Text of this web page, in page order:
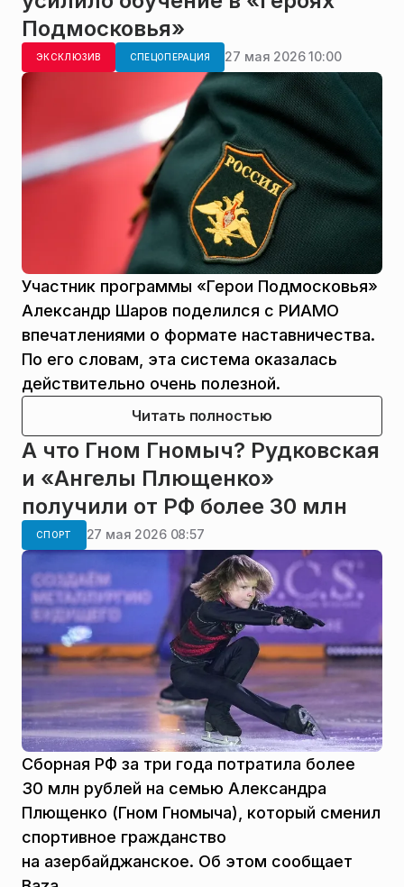
Подмосковья»
ЭКСКЛЮЗИВ СПЕЦОПЕРАЦИЯ 27 мая 2026 10:00
Участник программы «Герои Подмосковья»
Александр Шаров поделился с РИАМО
впечатлениями о формате наставничества.
По его словам, эта система оказалась
действительно очень полезной.
Читать полностью
А что Гном Гномыч? Рудковская
и «Ангелы Плющенко»
получили от РФ более 30 млн
СПОРТ 27 мая 2026 08:57
Сборная РФ за три года потратила более
30 млн рублей на семью Александра
Плющенко (Гном Гномыча), который сменил
спортивное гражданство
на азербайджанское. Об этом сообщает